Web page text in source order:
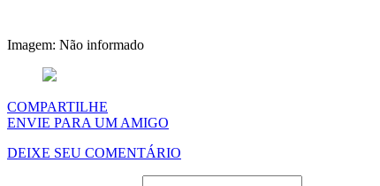
Imagem: Não informado
COMPARTILHE
ENVIE PARA UM AMIGO
DEIXE SEU COMENTÁRIO